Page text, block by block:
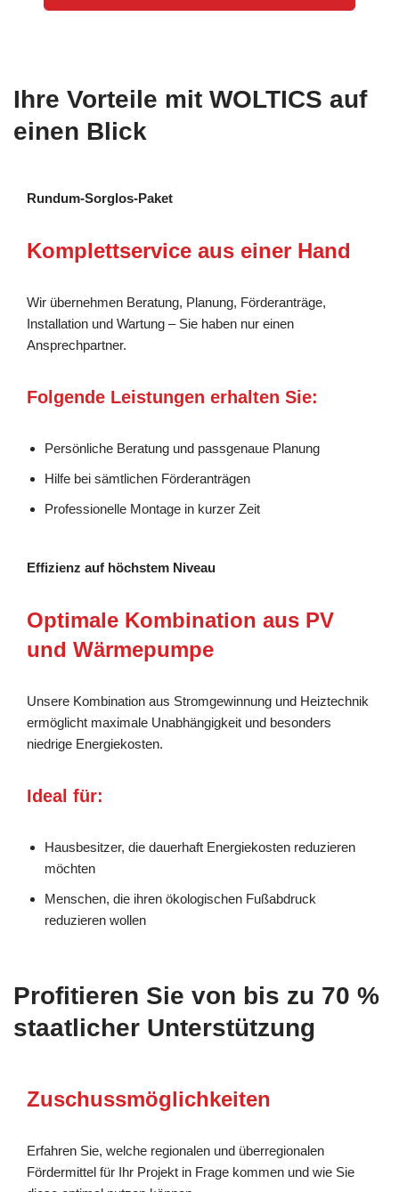
Ihre Vorteile mit WOLTICS auf
einen Blick
Rundum-Sorglos-Paket
Komplettservice aus einer Hand
Wir übernehmen Beratung, Planung, Förderanträge,
Installation und Wartung – Sie haben nur einen
Ansprechpartner.
Folgende Leistungen erhalten Sie:
Persönliche Beratung und passgenaue Planung
Hilfe bei sämtlichen Förderanträgen
Professionelle Montage in kurzer Zeit
Effizienz auf höchstem Niveau
Optimale Kombination aus PV
und Wärmepumpe
Unsere Kombination aus Stromgewinnung und Heiztechnik
ermöglicht maximale Unabhängigkeit und besonders
niedrige Energiekosten.
Ideal für:
Hausbesitzer, die dauerhaft Energiekosten reduzieren
möchten
Menschen, die ihren ökologischen Fußabdruck
reduzieren wollen
Profitieren Sie von bis zu 70 %
staatlicher Unterstützung
Zuschussmöglichkeiten
Erfahren Sie, welche regionalen und überregionalen
Fördermittel für Ihr Projekt in Frage kommen und wie Sie